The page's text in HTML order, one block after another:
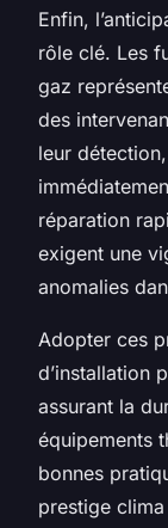
Enfin,
rôle clé. Les
gaz
des
leur
réparation
exigent une
anomalies
Adopter ces
d’installation
assurant la
équipements
bonnes
prestige